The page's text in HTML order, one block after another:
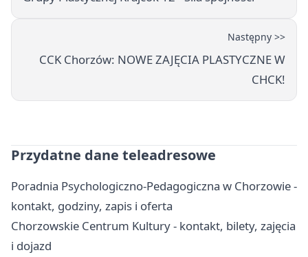
Następny >>
CCK Chorzów: NOWE ZAJĘCIA PLASTYCZNE W
CHCK!
Przydatne dane teleadresowe
Poradnia Psychologiczno-Pedagogiczna w Chorzowie -
kontakt, godziny, zapis i oferta
Chorzowskie Centrum Kultury - kontakt, bilety, zajęcia
i dojazd